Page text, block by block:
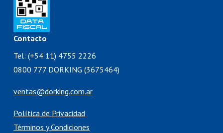
Contacto
Tel: (+54 11) 4755 2226
0800 777 DORKING (3675464)
ventas@dorking.com.ar
Política de Privacidad
Términos y Condiciones